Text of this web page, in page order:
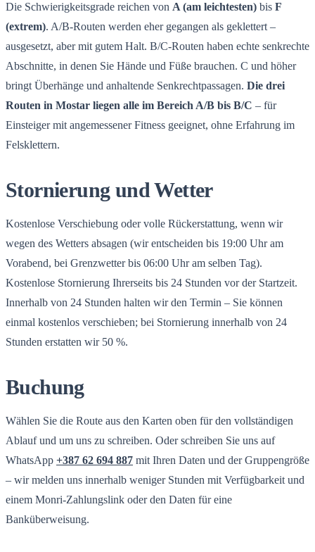
Die Schwierigkeitsgrade reichen von A (am leichtesten) bis F
(extrem). A/B-Routen werden eher gegangen als geklettert –
ausgesetzt, aber mit gutem Halt. B/C-Routen haben echte senkrechte
Abschnitte, in denen Sie Hände und Füße brauchen. C und höher
bringt Überhänge und anhaltende Senkrechtpassagen. Die drei
Routen in Mostar liegen alle im Bereich A/B bis B/C – für
Einsteiger mit angemessener Fitness geeignet, ohne Erfahrung im
Felsklettern.
Stornierung und Wetter
Kostenlose Verschiebung oder volle Rückerstattung, wenn wir
wegen des Wetters absagen (wir entscheiden bis 19:00 Uhr am
Vorabend, bei Grenzwetter bis 06:00 Uhr am selben Tag).
Kostenlose Stornierung Ihrerseits bis 24 Stunden vor der Startzeit.
Innerhalb von 24 Stunden halten wir den Termin – Sie können
einmal kostenlos verschieben; bei Stornierung innerhalb von 24
Stunden erstatten wir 50 %.
Buchung
Wählen Sie die Route aus den Karten oben für den vollständigen
Ablauf und um uns zu schreiben. Oder schreiben Sie uns auf
WhatsApp +387 62 694 887 mit Ihren Daten und der Gruppengröße
– wir melden uns innerhalb weniger Stunden mit Verfügbarkeit und
einem Monri-Zahlungslink oder den Daten für eine
Banküberweisung.